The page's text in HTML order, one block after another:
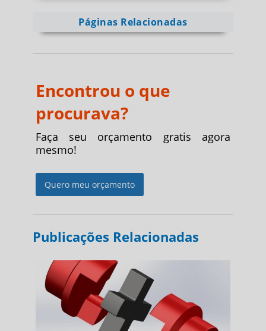
Páginas Relacionadas
Encontrou o que
procurava?
Faça seu orçamento gratis agora
mesmo!
Quero meu orçamento
Publicações Relacionadas